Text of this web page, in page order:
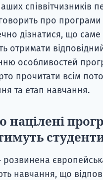
про програми
дізнатися, що
отримати
особливостей
прочитати всім
та етап навчання.
націлені
навчання, що